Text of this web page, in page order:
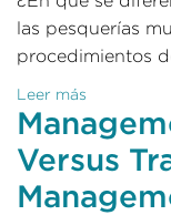
las pesquerías
procedimientos
Leer más
Versus